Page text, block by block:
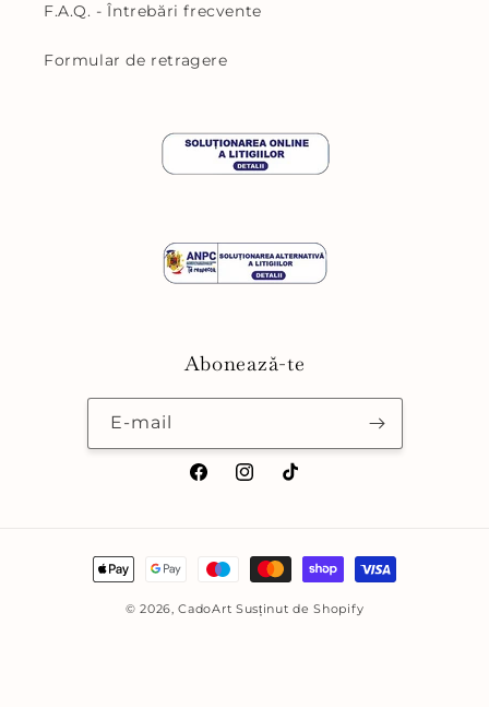
F.A.Q. - Întrebări frecvente
Formular de retragere
Abonează-te
E-mail
FacebookInstagram
TikTok
Metode
de
plată© 2026,CadoArt Susținut de Shopify